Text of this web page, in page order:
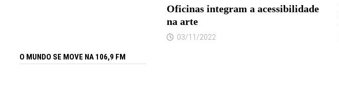
Oficinas integram a acessibilidade
na arte
03/11/2022
O MUNDO SE MOVE NA 106,9 FM